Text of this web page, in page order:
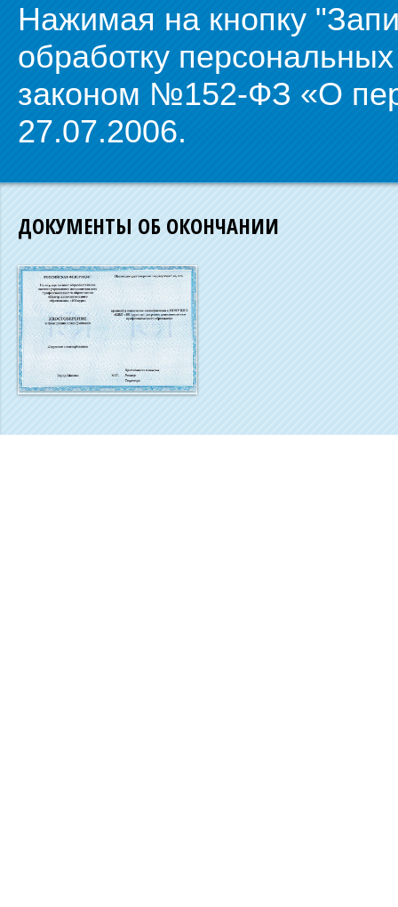
Нажимая на кнопку
обработку
законом №152-ФЗ «О
27.07.2006.
ДОКУМЕНТЫ ОБ ОКОНЧАНИИ